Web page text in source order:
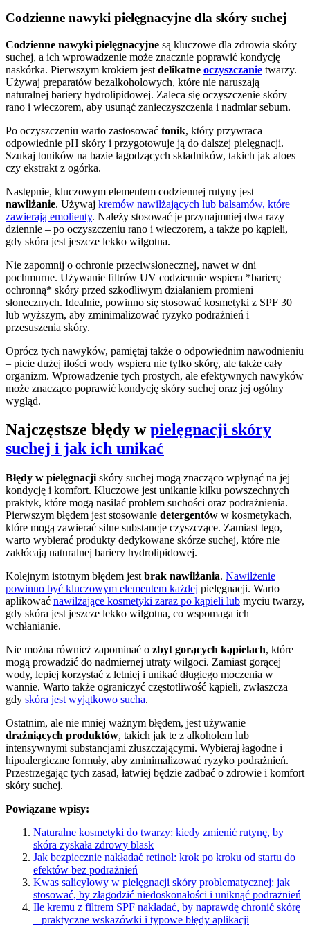
Codzienne nawyki pielęgnacyjne dla skóry suchej
Codzienne nawyki pielęgnacyjne są kluczowe dla zdrowia skóry
suchej, a ich wprowadzenie może znacznie poprawić kondycję
naskórka. Pierwszym krokiem jest delikatne oczyszczanie twarzy.
Używaj preparatów bezalkoholowych, które nie naruszają
naturalnej bariery hydrolipidowej. Zaleca się oczyszczenie skóry
rano i wieczorem, aby usunąć zanieczyszczenia i nadmiar sebum.
Po oczyszczeniu warto zastosować tonik, który przywraca
odpowiednie pH skóry i przygotowuje ją do dalszej pielęgnacji.
Szukaj toników na bazie łagodzących składników, takich jak aloes
czy ekstrakt z ogórka.
Następnie, kluczowym elementem codziennej rutyny jest
nawilżanie. Używaj kremów nawilżających lub balsamów, które
zawierają emolienty. Należy stosować je przynajmniej dwa razy
dziennie – po oczyszczeniu rano i wieczorem, a także po kąpieli,
gdy skóra jest jeszcze lekko wilgotna.
Nie zapomnij o ochronie przeciwsłonecznej, nawet w dni
pochmurne. Używanie filtrów UV codziennie wspiera *barierę
ochronną* skóry przed szkodliwym działaniem promieni
słonecznych. Idealnie, powinno się stosować kosmetyki z SPF 30
lub wyższym, aby zminimalizować ryzyko podrażnień i
przesuszenia skóry.
Oprócz tych nawyków, pamiętaj także o odpowiednim nawodnieniu
– picie dużej ilości wody wspiera nie tylko skórę, ale także cały
organizm. Wprowadzenie tych prostych, ale efektywnych nawyków
może znacząco poprawić kondycję skóry suchej oraz jej ogólny
wygląd.
Najczęstsze błędy wpielęgnacji skóry
suchej i jak ich unikać
Błędy w pielęgnacji skóry suchej mogą znacząco wpłynąć na jej
kondycję i komfort. Kluczowe jest unikanie kilku powszechnych
praktyk, które mogą nasilać problem suchości oraz podrażnienia.
Pierwszym błędem jest stosowanie detergentów w kosmetykach,
które mogą zawierać silne substancje czyszczące. Zamiast tego,
warto wybierać produkty dedykowane skórze suchej, które nie
zakłócają naturalnej bariery hydrolipidowej.
Kolejnym istotnym błędem jest brak nawilżania. Nawilżenie
powinno być kluczowym elementem każdej pielęgnacji. Warto
aplikować nawilżające kosmetyki zaraz po kąpieli lub myciu twarzy,
gdy skóra jest jeszcze lekko wilgotna, co wspomaga ich
wchłanianie.
Nie można również zapominać o zbyt gorących kąpielach, które
mogą prowadzić do nadmiernej utraty wilgoci. Zamiast gorącej
wody, lepiej korzystać z letniej i unikać długiego moczenia w
wannie. Warto także ograniczyć częstotliwość kąpieli, zwłaszcza
gdy skóra jest wyjątkowo sucha.
Ostatnim, ale nie mniej ważnym błędem, jest używanie
drażniących produktów, takich jak te z alkoholem lub
intensywnymi substancjami złuszczającymi. Wybieraj łagodne i
hipoalergiczne formuły, aby zminimalizować ryzyko podrażnień.
Przestrzegając tych zasad, łatwiej będzie zadbać o zdrowie i komfort
skóry suchej.
Powiązane wpisy:
Naturalne kosmetyki do twarzy: kiedy zmienić rutynę, by
skóra zyskała zdrowy blask
Jak bezpiecznie nakładać retinol: krok po kroku od startu do
efektów bez podrażnień
Kwas salicylowy w pielęgnacji skóry problematycznej: jak
stosować, by złagodzić niedoskonałości i uniknąć podrażnień
Ile kremu z filtrem SPF nakładać, by naprawdę chronić skórę
– praktyczne wskazówki i typowe błędy aplikacji